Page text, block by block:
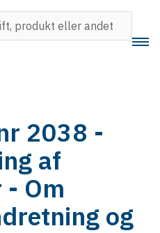
2038 -
af
Om
og